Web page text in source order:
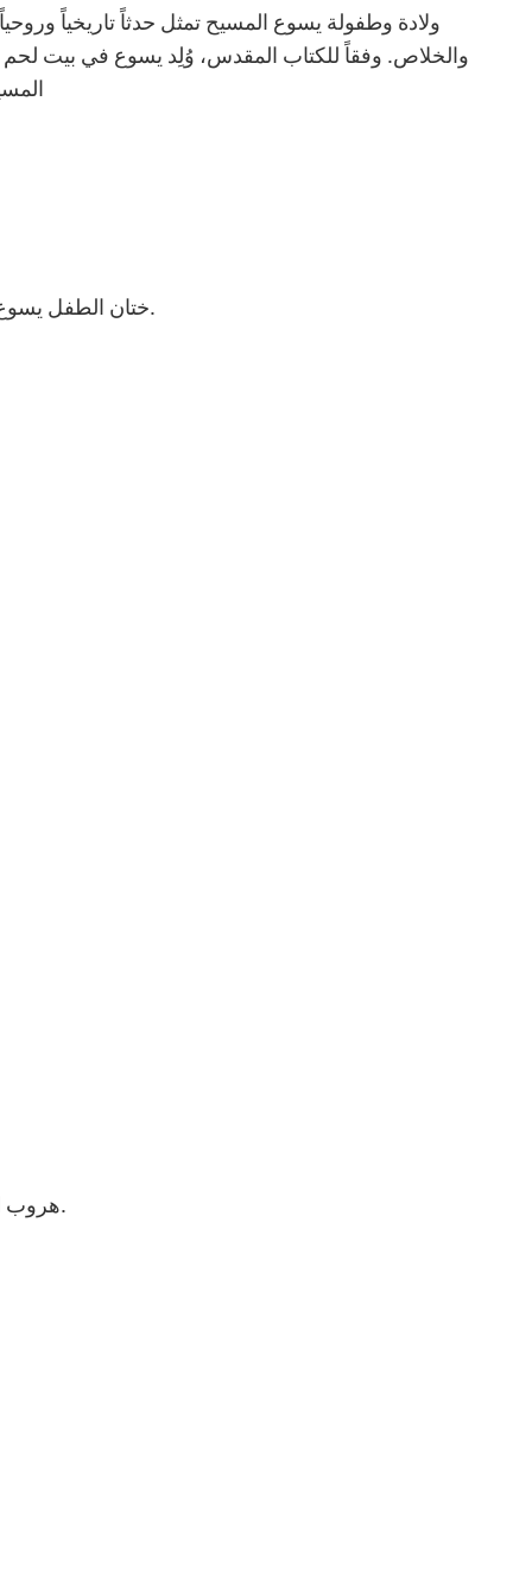
ولادة وطفولة يسوع المسيح تمثل حدثاً تاريخياً
والخلاص. وفقاً للكتاب المقدس، وُلِد يسوع في بيت
1. ختان الطفل يسوع في الهيكل: يُظهر مشهد الكاهن اليهودي يقوم بختان يسوع، ويوسف ومريم واقفان مع تقدمة الطيور (زوج من الحمام).
هروب العائلة المقدسة إلى مصر: مريم ويوسف يحملان يسوع في الليل على الطريق الصحراوي، ونجمة لامعة تشير إلى الطريق.